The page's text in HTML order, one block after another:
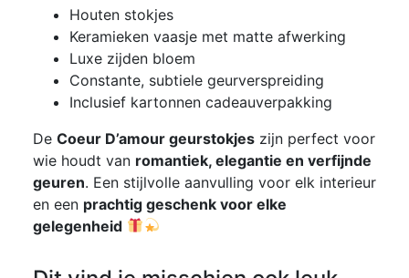
Houten stokjes
Keramieken vaasje met matte afwerking
Luxe zijden bloem
Constante, subtiele geurverspreiding
Inclusief kartonnen cadeauverpakking
De Coeur D’amour geurstokjeszijn perfect voor
wie houdt van romantiek, elegantie en verfijnde
geuren. Een stijlvolle aanvulling voor elk interieur
en een prachtig geschenk voor elke
gelegenheid